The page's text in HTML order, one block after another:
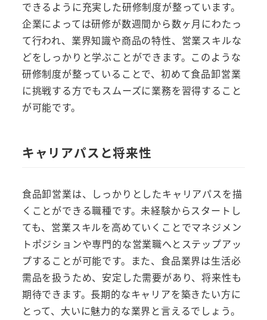
できるように充実した研修制度が整っています。
企業によっては研修が数週間から数ヶ月にわたっ
て行われ、業界知識や商品の特性、営業スキルな
どをしっかりと学ぶことができます。このような
研修制度が整っていることで、初めて食品卸営業
に挑戦する方でもスムーズに業務を習得すること
が可能です。
キャリアパスと将来性
食品卸営業は、しっかりとしたキャリアパスを描
くことができる職種です。未経験からスタートし
ても、営業スキルを高めていくことでマネジメン
トポジションや専門的な営業職へとステップアッ
プすることが可能です。また、食品業界は生活必
需品を扱うため、安定した需要があり、将来性も
期待できます。長期的なキャリアを築きたい方に
とって、大いに魅力的な業界と言えるでしょう。